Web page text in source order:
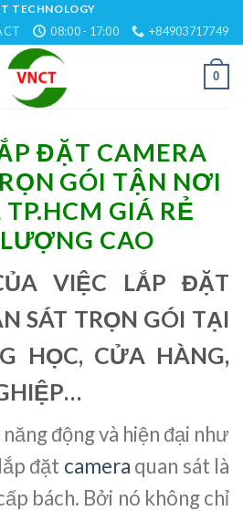
TECHNOLOGY
08:00 - 17:00 +84903717749
0
ĐẶT CAMERA
GÓI TẬN NƠI
GIÁ RẺ
CAO
VIỆC LẮP ĐẶT
SÁT TRỌN GÓI TẠI
HỌC, CỬA HÀNG,
động và hiện đại như
đặt camera quan sát là
bách. Bởi nó không chỉ